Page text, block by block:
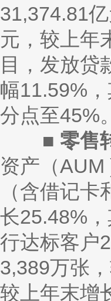
31,374.81
元，较上年
目，发放贷
幅11.59%
分点至45%。
■ 零售
资产（
（含借记
长25.48%
行达标客户
3,389万张
较上年末增